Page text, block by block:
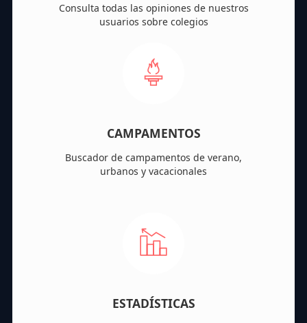
Consulta todas las opiniones de nuestros
usuarios sobre colegios
CAMPAMENTOS
Buscador de campamentos de verano,
urbanos y vacacionales
ESTADÍSTICAS